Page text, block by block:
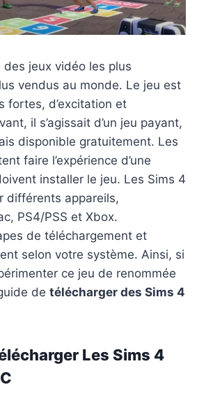
des jeux vidéo les plus
vendus au monde. Le jeu est
fortes, d’excitation et
il s’agissait d’un jeu payant,
disponible gratuitement. Les
faire l’expérience d’une
installer le jeu. Les Sims 4
différents appareils,
PS4/PSS et Xbox.
de téléchargement et
selon votre système. Ainsi, si
ce jeu de renommée
de télécharger des Sims 4
Les Sims 4